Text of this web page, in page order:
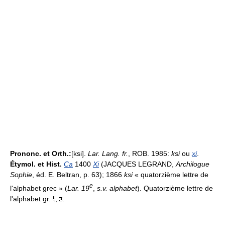
Prononc. et Orth.:[ksi]. Lar. Lang. fr. , ROB. 1985: ksiou xi.
Étymol. et Hist. Ca 1400 Xi(JACQUES LEGRAND, Archilogue
Sophie , éd. E. Beltran, p. 63); 1866 ksi« quatorzième lettre de
l'alphabet grec » (Lar. 19e s.v. alphabet). Quatorzième lettre de
l'alphabet gr.